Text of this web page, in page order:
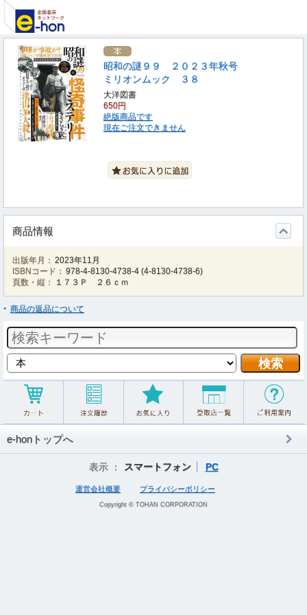
昭和の謎９９ ２０２３年秋号
ミリオンムック ３８
大洋図書
650円
絶版商品です
現在ご注文できません
商品情報
出版年月： 2023年11月
ISBNコード： 978-4-8130-4738-4 (4-8130-4738-6)
頁数・縦：
１７３Ｐ ２６ｃｍ
商品の返品について
e-honトップへ
表示 ： スマートフォン PC
運営会社概要 プライバシーポリシー
Copyright © TOHAN CORPORATION